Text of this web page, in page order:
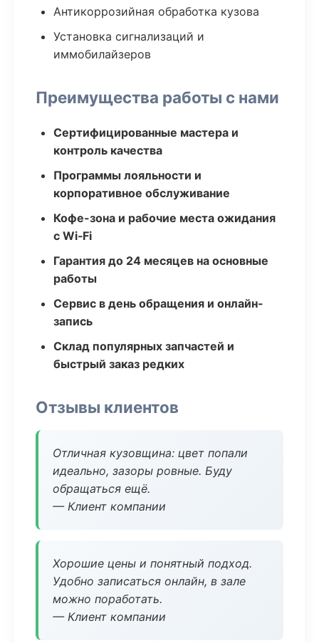
Антикоррозийная обработка кузова
Установка сигнализаций и
иммобилайзеров
Преимущества работы с нами
Сертифицированные мастера и
контроль качества
Программы лояльности и
корпоративное обслуживание
Кофе-зона и рабочие места ожидания
с Wi‑Fi
Гарантия до 24 месяцев на основные
работы
Сервис в день обращения и онлайн-
запись
Склад популярных запчастей и
быстрый заказ редких
Отзывы клиентов
Отличная кузовщина: цвет попали
идеально, зазоры ровные. Буду
обращаться ещё.
— Клиент компании
Хорошие цены и понятный подход.
Удобно записаться онлайн, в зале
можно поработать.
— Клиент компании